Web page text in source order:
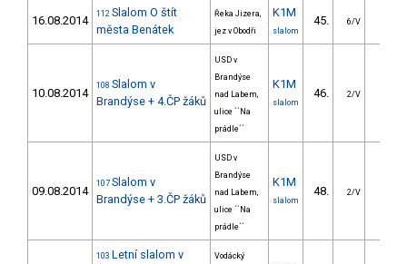
16.08.2014 112 Slalom O štít
města Benátek
Řeka Jizera,
jez v Obodři
K1M
slalom
45. 6/V
10.08.2014
108 Slalom v
Brandýse + 4.ČP žáků
USD v
Brandýse
nad Labem,
ulice ´´Na
prádle´´
K1M
slalom
46. 2/V
09.08.2014
107 Slalom v
Brandýse + 3.ČP žáků
USD v
Brandýse
nad Labem,
ulice ´´Na
prádle´´
K1M
slalom
48. 2/V
103 Letní slalom v
Vodácký